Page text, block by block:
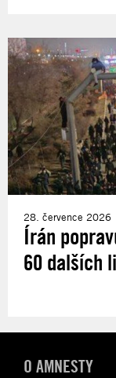
28. července 2026
Írán
60 dalších
O AMNESTY